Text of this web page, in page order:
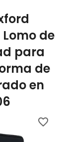
Lomo de
para
de
en